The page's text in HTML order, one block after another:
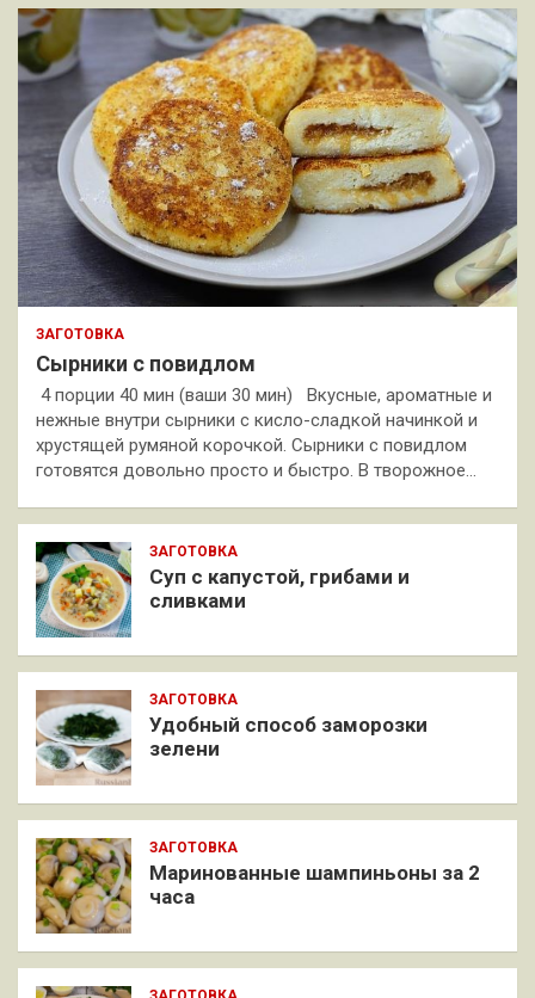
ЗАГОТОВКА
Сырники с повидлом
4 порции 40 мин (ваши 30 мин) Вкусные, ароматные и
нежные внутри сырники с кисло-сладкой начинкой и
хрустящей румяной корочкой. Сырники с повидлом
готовятся довольно просто и быстро. В творожное…
ЗАГОТОВКА
Суп с капустой, грибами и
сливками
ЗАГОТОВКА
Удобный способ заморозки
зелени
ЗАГОТОВКА
Маринованные шампиньоны за 2
часа